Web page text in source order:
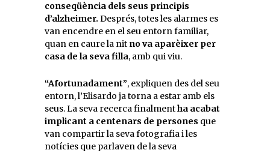
conseqüència dels seus principis
d’alzheimer. Després, totes les alarmes es
van encendre en el seu entorn familiar,
quan en caure la nit no va aparèixer per
casa de la seva filla, amb qui viu.
“Afortunadament”, expliquen des del seu
entorn, l’Elisardo ja torna a estar amb els
seus. La seva recerca finalmentha acabat
implicant a centenars de persones que
van compartir la seva fotografia i les
notícies que parlaven de la seva